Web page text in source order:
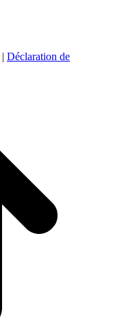
| Déclaration de